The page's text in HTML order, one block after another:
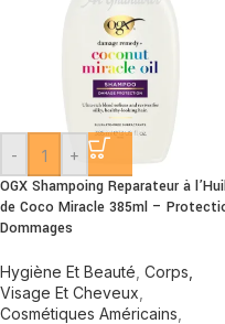
- +
OGX Shampoing Reparateur à
de Coco Miracle 385ml –
Dommages
Hygiène Et Beauté Corps,
Visage Et Cheveux
Cosmétiques Américains